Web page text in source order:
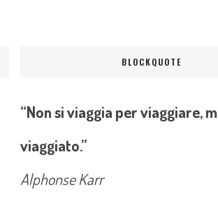
BLOCKQUOTE
“Non si viaggia per viaggiare,
viaggiato.”
Alphonse Karr